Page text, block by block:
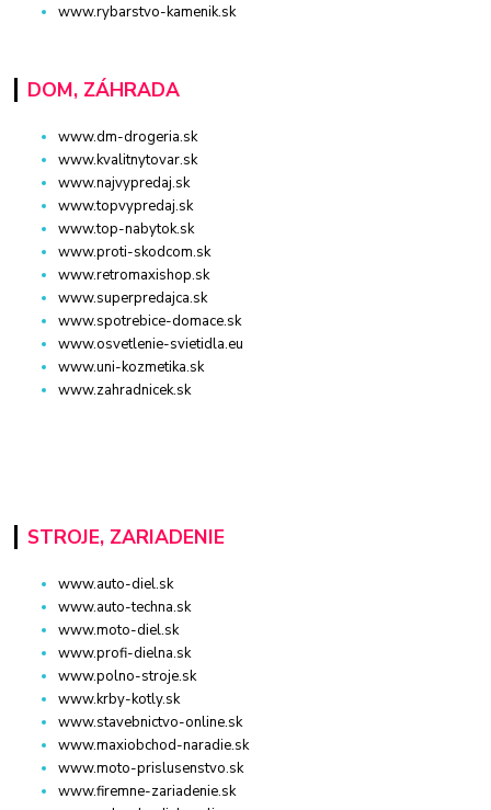
www.rybarstvo-kamenik.sk
DOM, ZÁHRADA
www.dm-drogeria.sk
www.kvalitnytovar.sk
www.najvypredaj.sk
www.topvypredaj.sk
www.top-nabytok.sk
www.proti-skodcom.sk
www.retromaxishop.sk
www.superpredajca.sk
www.spotrebice-domace.sk
www.osvetlenie-svietidla.eu
www.uni-kozmetika.sk
www.zahradnicek.sk
STROJE, ZARIADENIE
www.auto-diel.sk
www.auto-techna.sk
www.moto-diel.sk
www.profi-dielna.sk
www.polno-stroje.sk
www.krby-kotly.sk
www.stavebnictvo-online.sk
www.maxiobchod-naradie.sk
www.moto-prislusenstvo.sk
www.firemne-zariadenie.sk